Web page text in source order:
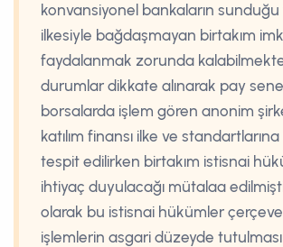
konvansiyonel bankaların sunduğu
ilkesiyle bağdaşmayan birtakım
faydalanmak zorunda
durumlar dikkate alınarak pay
borsalarda işlem gören anonim
katılım finansı ilke ve
tespit edilirken birtakım istisnai
ihtiyaç duyulacağı mütalaa
olarak bu istisnai hükümler
işlemlerin asgari düzeyde